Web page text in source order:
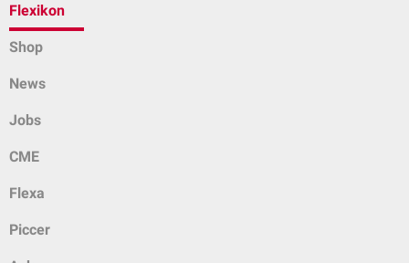
Flexikon
Shop
News
Jobs
CME
Flexa
Piccer